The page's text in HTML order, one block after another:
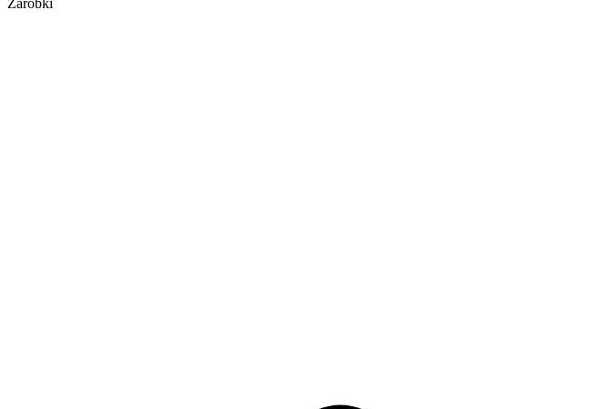
Zarobki